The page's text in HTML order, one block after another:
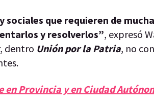
que requieren de
y resolverlos”, expresó
dentro Unión por la Patria, no
en Provincia y en Ciudad